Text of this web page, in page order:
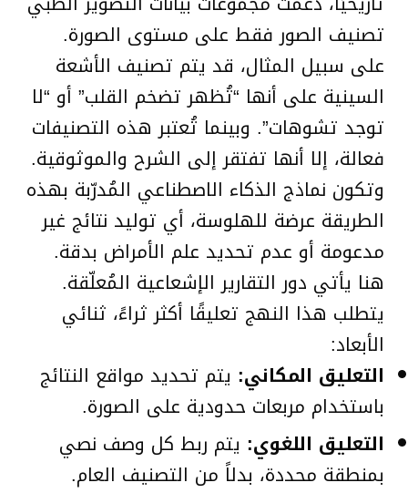
تصنيف الصور فقط على مستوى الصورة.
على سبيل المثال، قد يتم تصنيف الأشعة
السينية على أنها “تُظهر تضخم القلب” أو “لا
توجد تشوهات”. وبينما تُعتبر هذه التصنيفات
فعالة، إلا أنها تفتقر إلى الشرح والموثوقية.
وتكون نماذج الذكاء الاصطناعي المُدرّبة بهذه
الطريقة عرضة للهلوسة، أي توليد نتائج غير
مدعومة أو عدم تحديد علم الأمراض بدقة.
هنا يأتي دور التقارير الإشعاعية المُعلّقة.
يتطلب هذا النهج تعليقًا أكثر ثراءً، ثنائي
الأبعاد:
التعليق المكاني: يتم تحديد مواقع النتائج
باستخدام مربعات حدودية على الصورة.
التعليق اللغوي: يتم ربط كل وصف نصي
بمنطقة محددة، بدلاً من التصنيف العام.